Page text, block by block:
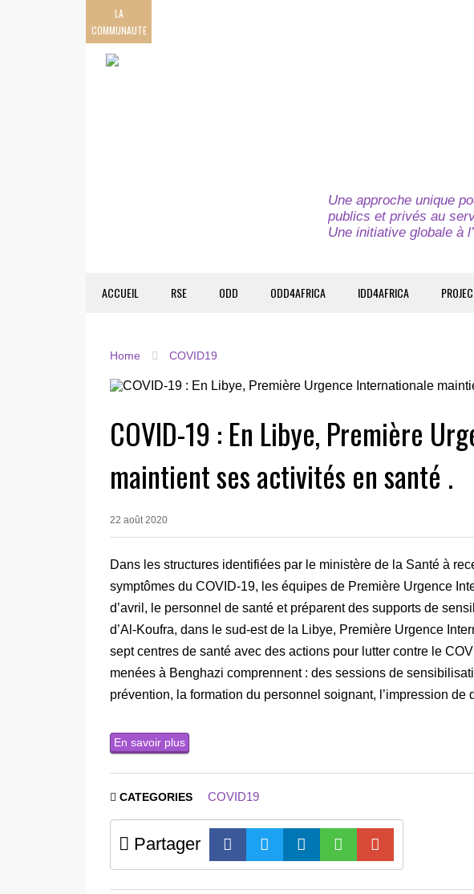
LA
COMMUNAUTE
Une approche unique
publics et privés au
Une initiative globale à
ACCUEIL RSE ODD ODD4AFRICA IDD4AFRICA
Home COVID19
COVID-19 : En Libye, Première
maintient ses activités en santé .
22 août 2020
Dans les structures identifiées par le ministère de la Santé à
symptômes du COVID-19, les équipes de Première Urgence
d’avril, le personnel de santé et préparent des supports de
d’Al-Koufra, dans le sud-est de la Libye, Première Urgence
sept centres de santé avec des actions pour lutter contre le
menées à Benghazi comprennent : des sessions de
prévention, la formation du personnel soignant, l’impression
En savoir plus
CATEGORIES COVID19
Partager